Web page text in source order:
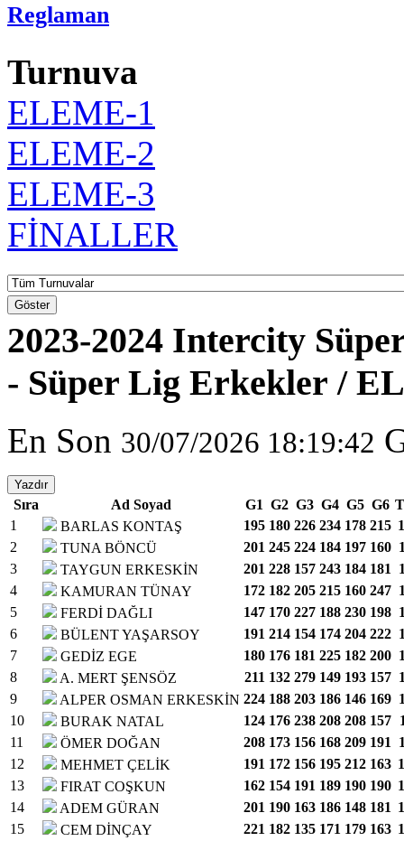
Reglaman
Turnuva
ELEME-1
ELEME-2
ELEME-3
FİNALLER
Göster
2023-2024 Intercity
- Süper Lig Erkekler /
En Son 30/07/2026 18:19:42
Yazdır
Sıra Ad Soyad G1 G2 G3 G4 G5 G6
1
BARLAS KONTAŞ 195 180 226 234 178 215
2
TUNA BÖNCÜ 201 245 224 184 197 160
3
TAYGUN ERKESKİN 201 228 157 243 184 181
4
KAMURAN TÜNAY 172 182 205 215 160 247
5
FERDİ DAĞLI 147 170 227 188 230 198
6
BÜLENT YAŞARSOY 191 214 154 174 204 222
7
GEDİZ EGE 180 176 181 225 182 200
8
A. MERT ŞENSÖZ 211 132 279 149 193 157
9
ALPER OSMAN ERKESKİN 224 188 203 186 146 169
10
BURAK NATAL 124 176 238 208 208 157
11
ÖMER DOĞAN 208 173 156 168 209 191
12
MEHMET ÇELİK 191 172 156 195 212 163
13
FIRAT COŞKUN 162 154 191 189 190 190
14
ADEM GÜRAN 201 190 163 186 148 181
15
CEM DİNÇAY 221 182 135 171 179 163